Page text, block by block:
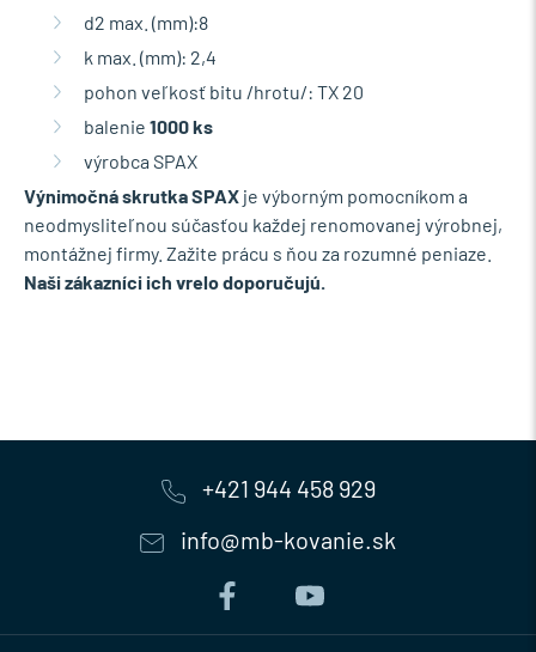
d2 max. (mm):8
k max. (mm): 2,4
pohon veľkosť bitu /hrotu/: TX 20
balenie 1000 ks
výrobca SPAX
Výnimočná skrutka SPAX je výborným pomocníkom a
neodmysliteľnou súčasťou každej renomovanej výrobnej,
montážnej firmy. Zažite prácu s ňou za rozumné peniaze.
Naši zákazníci ich vrelo doporučujú.
+421 944 458 929
info@mb-kovanie.sk